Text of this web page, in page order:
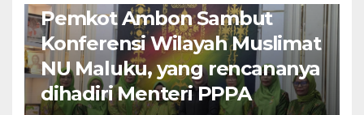
Pemkot Ambon Sambut
Konferensi Wilayah Muslimat
NU Maluku, yang rencananya
dihadiri Menteri PPPA